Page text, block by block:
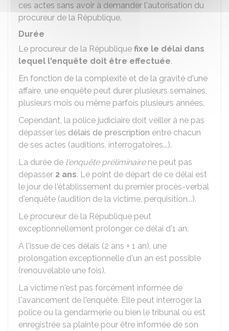
ces actes sans avoir à demander l'autorisation du
procureur de la République.
Durée
Le procureur de la République fixe le délai dans
lequel l'enquête doit être effectuée.
En fonction de la complexité et de la gravité d'une
affaire, une enquête peut durer plusieurs semaines,
plusieurs mois ou même parfois plusieurs années.
Cependant, la police judiciaire doit veiller à ne pas
dépasser les délais de prescription entre chacun
de ses actes (auditions, interrogatoires...).
La durée de l'enquête préliminairene peut pas
dépasser 2 ans. Le point de départ de ce délai est
le jour de l'établissement du premier procès-verbal
d'enquête (audition de la victime, perquisition...).
Le procureur de la République peut
exceptionnellement prolonger ce délai d'1 an.
À l'issue de ces délais (2 ans + 1 an), une
prolongation exceptionnelle d'un an est possible
(renouvelable une fois).
La victime n'est pas forcément informée de
l'avancement de l'enquête. Elle peut interroger la
police ou la gendarmerie ou bien le tribunal où est
enregistrée sa plainte pour être informée de son